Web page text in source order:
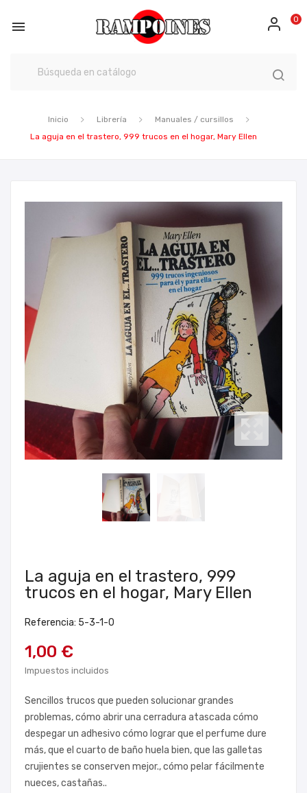
 0
Inicio Librería
Manuales / cursillos
La aguja en el trastero, 999 trucos en el hogar, Mary Ellen
La aguja en el trastero, 999
trucos en el hogar, Mary Ellen
Referencia: 5-3-1-0
1,00 €
Impuestos incluidos
Sencillos trucos que pueden solucionar grandes
problemas, cómo abrir una cerradura atascada cómo
despegar un adhesivo cómo lograr que el perfume dure
más, que el cuarto de baño huela bien, que las galletas
crujientes se conserven mejor., cómo pelar fácilmente
nueces, castañas..